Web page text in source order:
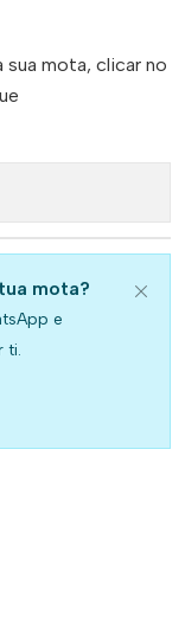
mota, clicar no
mota?
e
ti.